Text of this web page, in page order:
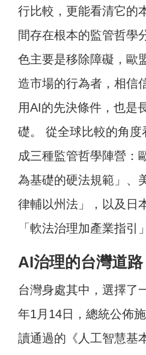
行比較，更能看清它的
間存在根本的監管哲學
色主要是移除障礙，歐
造市場的行為者，相信
用AI的先決條件，也是
礎。 從全球比較的角
成三種監管哲學陣營：
為基礎的硬法規範」、
律輔以州法」，以及日
「軟法治理加產業指引
AI治理的台灣道路
台灣身處其中，選擇了
年1月14日，總統公佈
讀通過的《人工智慧基